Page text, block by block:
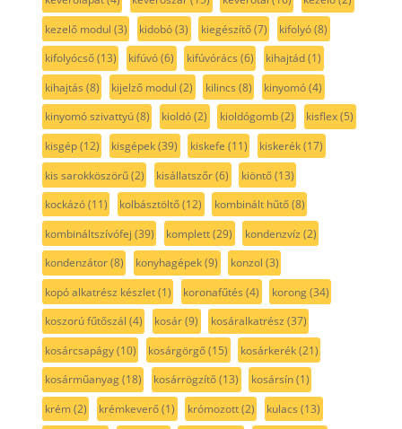
kezelő modul (3) kidobó(3) kiegészítő(7) kifolyó(8)
kifolyócső(13) kifúvó(6) kifúvórács (6) kihajtád(1)
kihajtás (8) kijelző modul (2) kilincs (8) kinyomó(4)
kinyomó szivattyú(8) kioldó(2) kioldógomb(2) kisflex(5)
kisgép(12) kisgépek(39) kiskefe (11) kiskerék(17)
kis sarokköszörű(2) kisállatszőr(6) kiöntő(13)
kockázó(11) kolbásztöltő(12) kombinált hűtő(8)
kombináltszívófej (39) komplett(29) kondenzvíz (2)
kondenzátor(8) konyhagépek(9) konzol (3)
kopó alkatrész készlet(1) koronafűtés (4) korong(34)
koszorú fűtőszál (4) kosár(9) kosáralkatrész (37)
kosárcsapágy(10) kosárgörgő(15) kosárkerék(21)
kosárműanyag(18) kosárrögzítő(13) kosársín(1)
krém(2) krémkeverő(1) krómozott(2) kulacs (13)